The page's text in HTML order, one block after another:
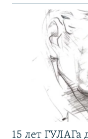
15 лет ГУЛАГа